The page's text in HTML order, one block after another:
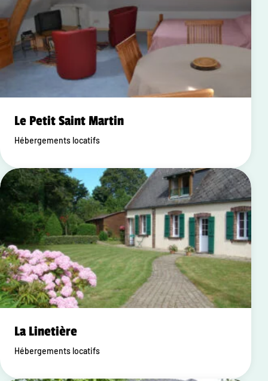
Le Petit Saint Martin
Hébergements locatifs
La Linetière
Hébergements locatifs